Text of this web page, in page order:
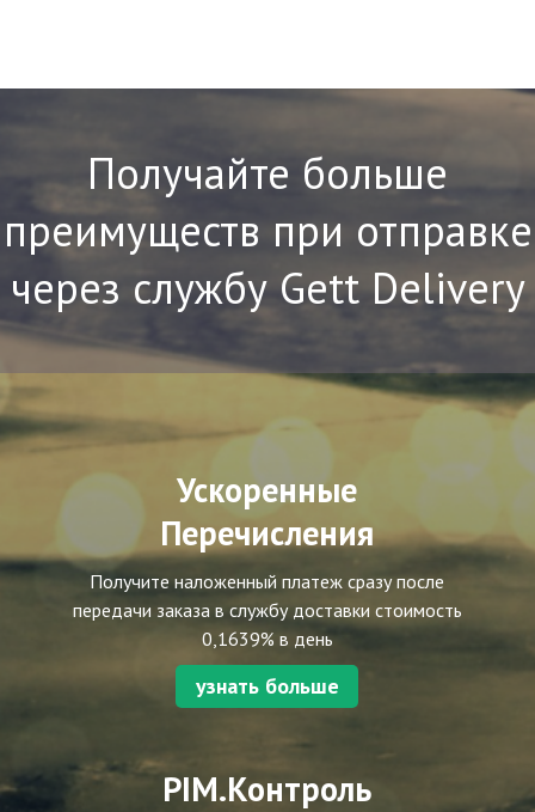
Получайте больше
преимуществ при отправке
через службу Gett Delivery
Ускоренные
Перечисления
Получите наложенный платеж сразу после
передачи заказа в службу доставки стоимость
0,1639% в день
узнать больше
PIM.Контроль